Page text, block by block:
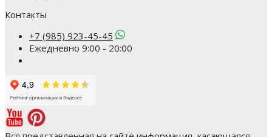
Контакты
+7 (985) 923-45-45
Ежедневно 9:00 - 20:00